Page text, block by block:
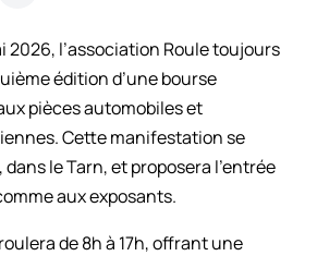
2026, l’association Roule toujours
édition d’une bourse
pièces automobiles et
Cette manifestation se
le Tarn, et proposera l’entrée
aux exposants.
de 8h à 17h, offrant une